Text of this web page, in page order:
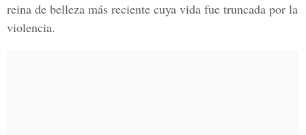
reina de belleza más reciente cuya vida fue truncada por la
violencia.